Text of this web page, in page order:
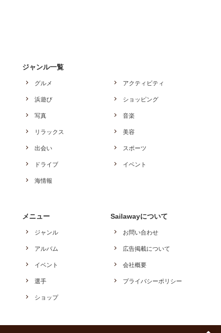
ジャンル一覧
グルメ アクティビティ
浜遊び ショッピング
写真 音楽
リラックス 美容
出会い スポーツ
ドライブ イベント
海情報
メニュー
ジャンル
アルバム
イベント
選手
ショップ
Sailawayについて
お問い合わせ
広告掲載について
会社概要
プライバシーポリシー